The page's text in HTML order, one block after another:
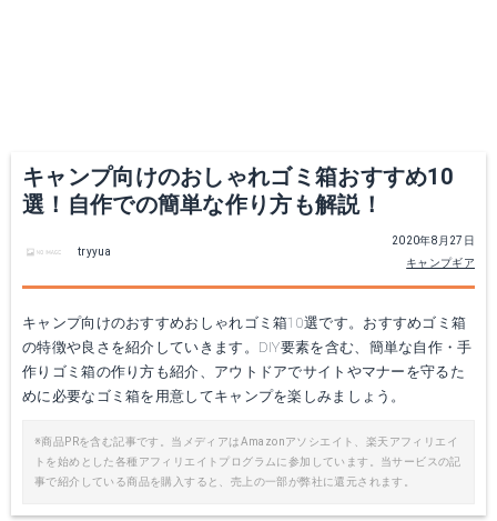
キャンプ向けのおしゃれゴミ箱おすすめ10
選！自作での簡単な作り方も解説！
2020年8月27日
キャンプギア
tryyua
キャンプ向けのおすすめおしゃれゴミ箱10選です。おすすめゴミ箱
の特徴や良さを紹介していきます。DIY要素を含む、簡単な自作・手
作りゴミ箱の作り方も紹介、アウトドアでサイトやマナーを守るた
めに必要なゴミ箱を用意してキャンプを楽しみましょう。
※商品PRを含む記事です。当メディアはAmazonアソシエイト、楽天アフィリエイ
トを始めとした各種アフィリエイトプログラムに参加しています。当サービスの記
事で紹介している商品を購入すると、売上の一部が弊社に還元されます。
タワー｜ ゴミ袋＆レジ袋スタンド 開閉式 折りたたみ 分別ゴミ袋ホルダー
楽天で詳細を見る 楽天で詳細を見る